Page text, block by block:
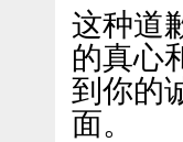
这种道
的真心
到你的
面。